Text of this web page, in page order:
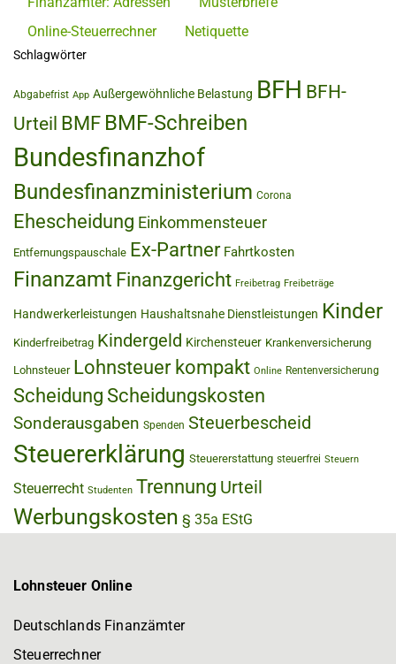
Online-Steuerrechner
Netiquette
Schlagwörter
Abgabefrist App Außergewöhnliche Belastung BFH BFH-
Urteil BMF BMF-Schreiben
Bundesfinanzhof
Bundesfinanzministerium Corona
Ehescheidung Einkommensteuer
Entfernungspauschale Ex-Partner Fahrtkosten
Finanzamt Finanzgericht Freibetrag Freibeträge
Handwerkerleistungen Haushaltsnahe Dienstleistungen Kinder
Kinderfreibetrag Kindergeld Kirchensteuer Krankenversicherung
Lohnsteuer Lohnsteuer kompakt Online Rentenversicherung
Scheidung Scheidungskosten
Sonderausgaben Spenden Steuerbescheid
Steuererklärung Steuererstattung steuerfrei Steuern
Steuerrecht Studenten Trennung Urteil
Werbungskosten § 35a EStG
Lohnsteuer Online
Deutschlands Finanzämter
Steuerrechner